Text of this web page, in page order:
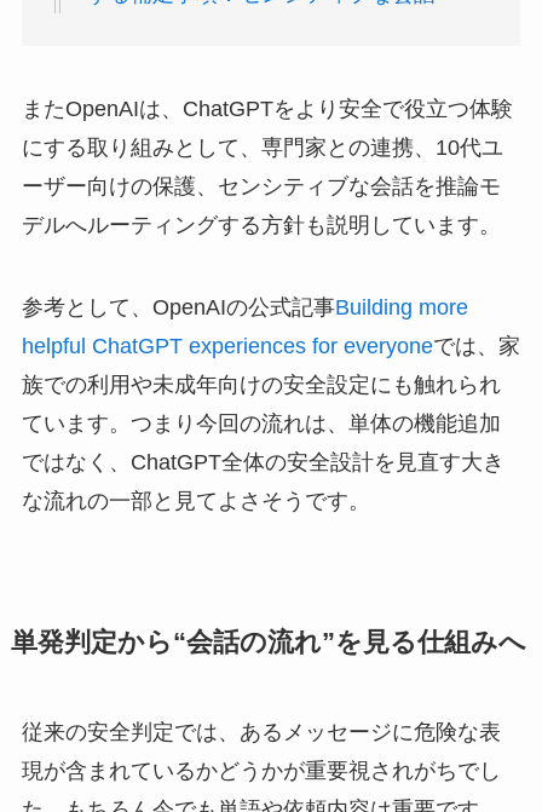
またOpenAIは、ChatGPTをより安全で役立つ体験
にする取り組みとして、専門家との連携、10代ユ
ーザー向けの保護、センシティブな会話を推論モ
デルへルーティングする方針も説明しています。
参考として、OpenAIの公式記事Building more
helpful ChatGPT experiences for everyoneでは、家
族での利用や未成年向けの安全設定にも触れられ
ています。つまり今回の流れは、単体の機能追加
ではなく、ChatGPT全体の安全設計を見直す大き
な流れの一部と見てよさそうです。
単発判定から“会話の流れ”を見る仕組みへ
従来の安全判定では、あるメッセージに危険な表
現が含まれているかどうかが重要視されがちでし